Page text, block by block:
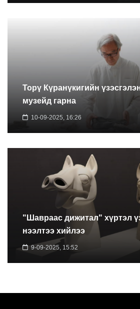
Торү Күранүкигийн
музейд гарна
10-09-2025, 16:26
"Шавраас дижитал" хүртэл
нээлтээ хийлээ
9-09-2025, 15:52